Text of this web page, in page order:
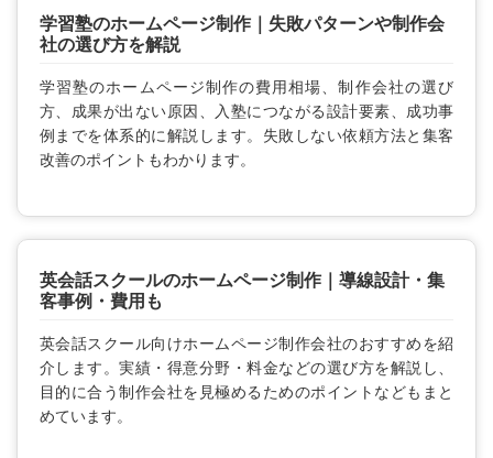
学習塾のホームページ制作｜失敗パターンや制作会
社の選び方を解説
学習塾のホームページ制作の費用相場、制作会社の選び
方、成果が出ない原因、入塾につながる設計要素、成功事
例までを体系的に解説します。失敗しない依頼方法と集客
改善のポイントもわかります。
英会話スクールのホームページ制作｜導線設計・集
客事例・費用も
英会話スクール向けホームページ制作会社のおすすめを紹
介します。実績・得意分野・料金などの選び方を解説し、
目的に合う制作会社を見極めるためのポイントなどもまと
めています。